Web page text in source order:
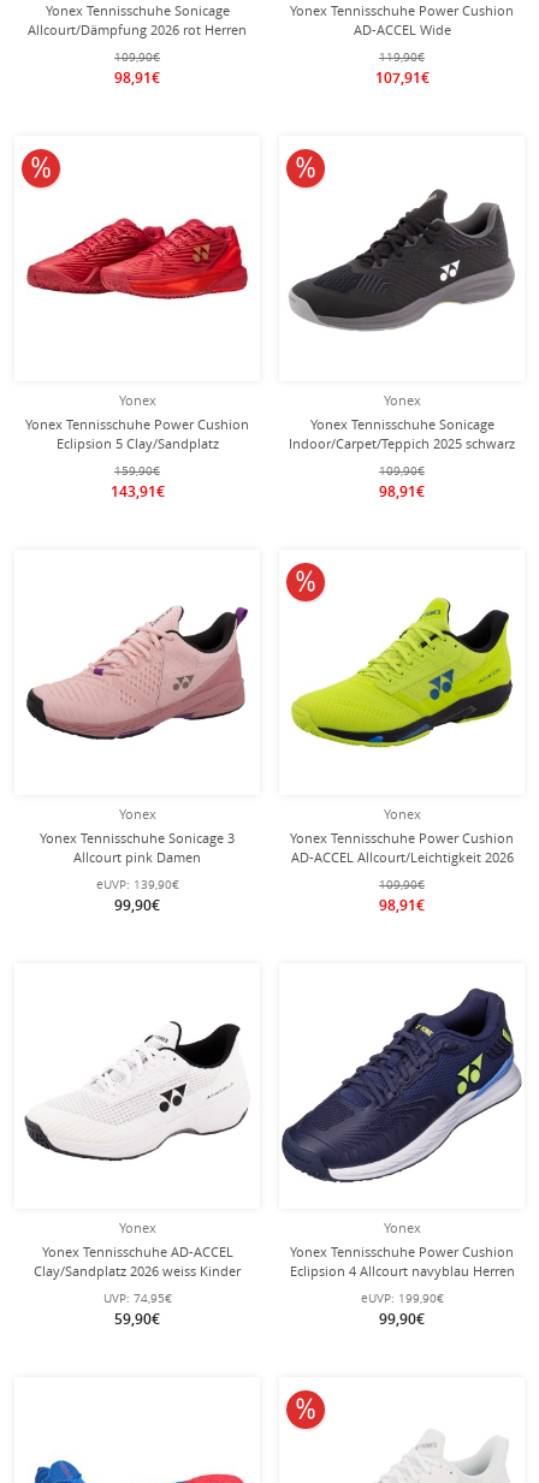
Yonex Tennisschuhe Sonicage
Allcourt/Dämpfung 2026 rot Herren
109,90€
98,91€
Yonex Tennisschuhe Power Cushion
AD-ACCEL Wide
Clay/Sandplatz/Leichtigkeit 2026
weiss/blau Herren
119,90€
107,91€
Yonex
Yonex Tennisschuhe Power Cushion
Eclipsion 5 Clay/Sandplatz
(Stabilität) 2026 rubinrot Herren
159,90€
143,91€
10% reduziert
Yonex
Yonex Tennisschuhe Sonicage
Indoor/Carpet/Teppich 2025 schwarz
Herren
109,90€
98,91€
10% reduziert
Yonex
Yonex Tennisschuhe Sonicage 3
Allcourt pink Damen
eUVP: 139,90€
99,90€
Yonex
Yonex Tennisschuhe Power Cushion
AD-ACCEL Allcourt/Leichtigkeit 2026
limegelb Herren
109,90€
98,91€
10% reduziert
Yonex
Yonex Tennisschuhe AD-ACCEL
Clay/Sandplatz 2026 weiss Kinder
UVP: 74,95€
59,90€
Yonex
Yonex Tennisschuhe Power Cushion
Eclipsion 4 Allcourt navyblau Herren
eUVP: 199,90€
99,90€
10% reduziert